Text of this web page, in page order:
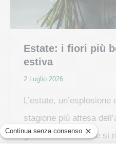
Estate: i fiori più
estiva
2 Luglio 2026
L’estate,
stagione più attesa
giardino e il balcone si